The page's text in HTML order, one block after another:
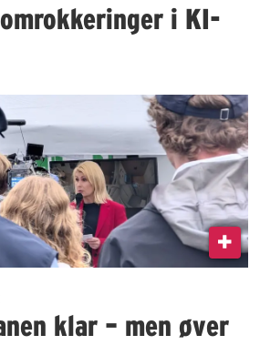
i KI-
klar – men øver